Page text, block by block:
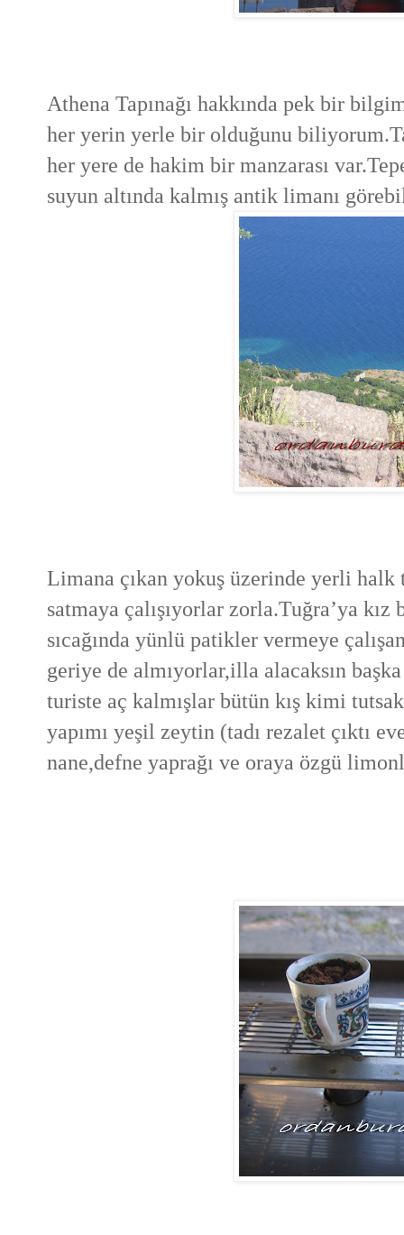
Athena Tapınağı hakkında pek bir
her yerin yerle bir olduğunu
her yere de hakim bir manzarası
suyun altında kalmış antik limanı
Limana çıkan yokuş üzerinde yerli halk
satmaya çalışıyorlar zorla.Tuğra’ya
sıcağında yünlü patikler vermeye
geriye de almıyorlar,illa alacaksın
turiste aç kalmışlar bütün kış kimi
yapımı yeşil zeytin (tadı rezalet çıktı
nane,defne yaprağı ve oraya özgü